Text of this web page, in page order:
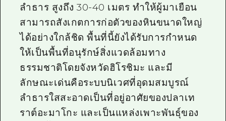
ลำธาร สูงถึง 30-40 เมตร ทำให้ผู้มาเยือน
สามารถสังเกตการก่อตัวของหินขนาดใหญ่
ได้อย่างใกล้ชิด พื้นที่นี้ยังได้รับการกำหนด
ให้เป็นพื้นที่อนุรักษ์สิ่งแวดล้อมทาง
ธรรมชาติโดยจังหวัดฮิโรชิมะ และมี
ลักษณะเด่นคือระบบนิเวศที่อุดมสมบูรณ์
ลำธารใสสะอาดเป็นที่อยู่อาศัยของปลาเท
ราต์อะมาโกะ และเป็นแหล่งเพาะพันธุ์ของ